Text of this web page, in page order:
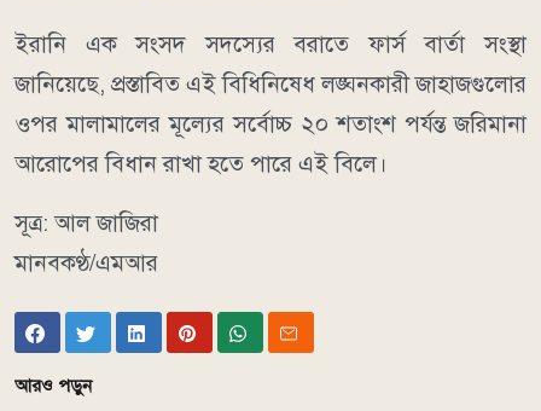
ইরানি এক সংসদ সদস্যের বরাতে ফার্স বার্তা সংস্থা
জানিয়েছে, প্রস্তাবিত এই বিধিনিষেধ লঙ্ঘনকারী জাহাজগুলোর
ওপর মালামালের মূল্যের সর্বোচ্চ ২০ শতাংশ পর্যন্ত জরিমানা
আরোপের বিধান রাখা হতে পারে এই বিলে।
সূত্র: আল জাজিরা
মানবকণ্ঠ/এমআর
আরও পড়ুন